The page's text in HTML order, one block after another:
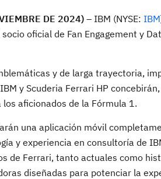
DE 2024) – IBM (NYSE: IBM
oficial de Fan Engagement y
y de larga trayectoria,
y Scuderia Ferrari HP
aficionados de la Fórmula 1.
una aplicación móvil
y experiencia en consultoría de
de Ferrari, tanto actuales como
diseñadas para potenciar la